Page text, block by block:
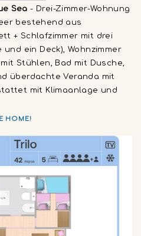
Sea - Drei-Zimmer-Wohnung
bestehend aus
+ Schlafzimmer mit drei
ein Deck), Wohnzimmer
Stühlen, Bad mit Dusche,
überdachte Veranda mit
mit Klimaanlage und
HOME!